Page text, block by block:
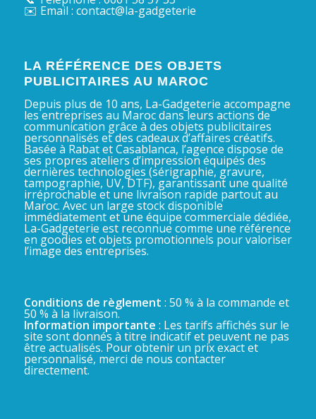
✉️ Email : contact@la-gadgeterie
LA RÉFÉRENCE DES OBJETS
PUBLICITAIRES AU MAROC
Depuis plus de 10 ans, La-Gadgeterie accompagne
les entreprises au Maroc dans leurs actions de
communication grâce à des objets publicitaires
personnalisés et des cadeaux d’affaires créatifs.
Basée à Rabat et Casablanca, l’agence dispose de
ses propres ateliers d’impression équipés des
dernières technologies (sérigraphie, gravure,
tampographie, UV, DTF), garantissant une qualité
irréprochable et une livraison rapide partout au
Maroc. Avec un large stock disponible
immédiatement et une équipe commerciale dédiée,
La-Gadgeterie est reconnue comme une référence
en goodies et objets promotionnels pour valoriser
l’image des entreprises.
Conditions de règlement : 50 % à la commande et
50 % à la livraison.
Information importante : Les tarifs affichés sur le
site sont donnés à titre indicatif et peuvent ne pas
être actualisés. Pour obtenir un prix exact et
personnalisé, merci de nous contacter
directement.